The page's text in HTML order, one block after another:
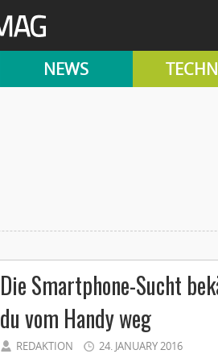
NEWS
Die Smartphone-Sucht
du vom Handy weg
REDAKTION 24. JANUARY 2016